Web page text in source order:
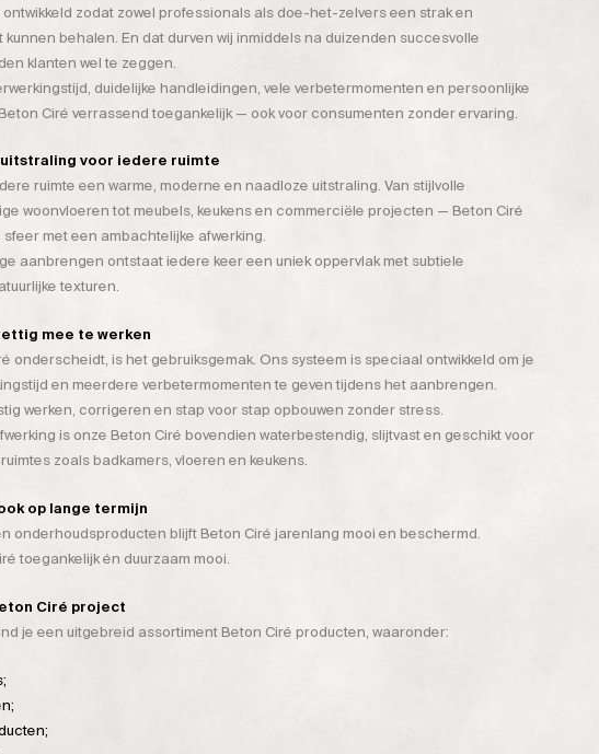
ontwikkeld zodat zowel professionals als doe-het-zelvers een strak en
kunnen behalen. En dat durven wij inmiddels na duizenden succesvolle
klanten wel te zeggen.
duidelijke handleidingen, vele verbetermomenten en persoonlijke
Ciré verrassend toegankelijk — ook voor consumenten zonder ervaring.
voor iedere ruimte
ruimte een warme, moderne en naadloze uitstraling. Van stijlvolle
woonvloeren tot meubels, keukens en commerciële projecten — Beton Ciré
met een ambachtelijke afwerking.
aanbrengen ontstaat iedere keer een uniek oppervlak met subtiele
texturen.
mee te werken
onderscheidt, is het gebruiksgemak. Ons systeem is speciaal ontwikkeld om je
en meerdere verbetermomenten te geven tijdens het aanbrengen.
werken, corrigeren en stap voor stap opbouwen zonder stress.
is onze Beton Ciré bovendien waterbestendig, slijtvast en geschikt voor
zoals badkamers, vloeren en keukens.
op lange termijn
onderhoudsproducten blijft Beton Ciré jarenlang mooi en beschermd.
toegankelijk én duurzaam mooi.
Ciré project
je een uitgebreid assortiment Beton Ciré producten, waaronder: